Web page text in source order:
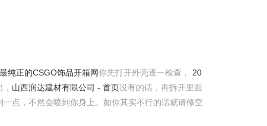
纯正的CSGO饰品开箱网你先打开外壳逐一检查， 20
山西润达建材有限公司 - 首页没有的话，再拆开里面
点，不然会喷到你身上。如你其实不行的话就请修空